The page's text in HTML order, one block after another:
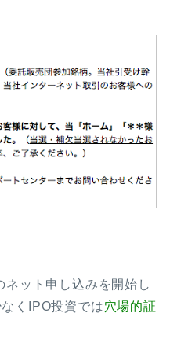
ット申し込みを開始し
くIPO投資では穴場的証